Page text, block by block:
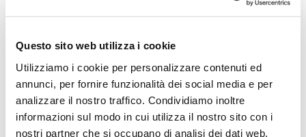
Questo sito web utilizza i cookie
Utilizziamo i cookie per personalizzare contenuti ed
annunci, per fornire funzionalità dei social media e per
analizzare il nostro traffico. Condividiamo inoltre
informazioni sul modo in cui utilizza il nostro sito con i
nostri partner che si occupano di analisi dei dati web,
I dati non saranno diffusi, potranno essere invece
comunicati da ATEA SUISSE SA a società contrattualmente
Responsabili del Trattamento alle seguenti categorie:
operatori bancari, internet provider, società specializzate
in servizi informatici e telematici, corrieri, società che
svolgono attività di marketing, società specializzate in
ricerche di mercato e nell'elaborazione dati.
I tuoi dati potranno essere trasmessi alle forze di polizia
e alle autorità giudiziaria e amministrativa, in conformità
alla legge, per l’accertamento e il perseguimento di reati,